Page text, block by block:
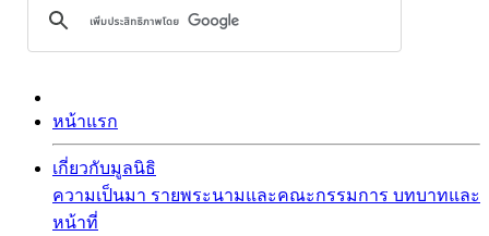
หน้าแรก
เกี่ยวกับมูลนิธิ
ความเป็นมา รายพระนามและคณะกรรมการ บทบาทและ
หน้าที่